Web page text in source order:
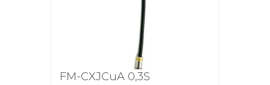
FM-CXJCuA 0,3S